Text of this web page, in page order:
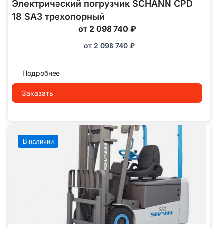
Электрический погрузчик SCHANN CPD
18 SA3 трехопорный
от 2 098 740 ₽
от 2 098 740 ₽
Подробнее
Заказать
В наличии